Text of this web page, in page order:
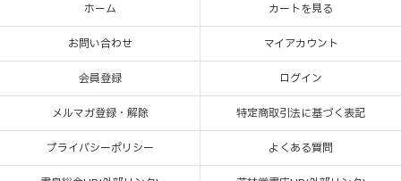
ホーム カートを見る
お問い合わせ マイアカウント
会員登録 ログイン
メルマガ登録・解除 特定商取引法に基づく表記
プライバシーポリシー よくある質問